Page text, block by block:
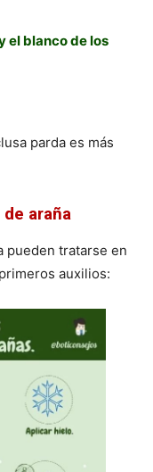
el blanco de los
parda es más
araña
pueden tratarse en
auxilios: